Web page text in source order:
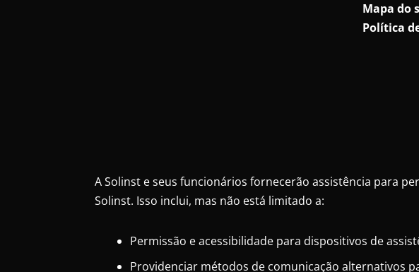
Mapa do
Política
A Solinst e seus funcionários fornecerão assistência para
Solinst. Isso inclui, mas não está limitado a:
Permissão e acessibilidade para dispositivos de
Providenciar métodos de comunicação alternativos